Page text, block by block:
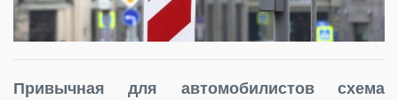
Привычная для автомобилистов схема